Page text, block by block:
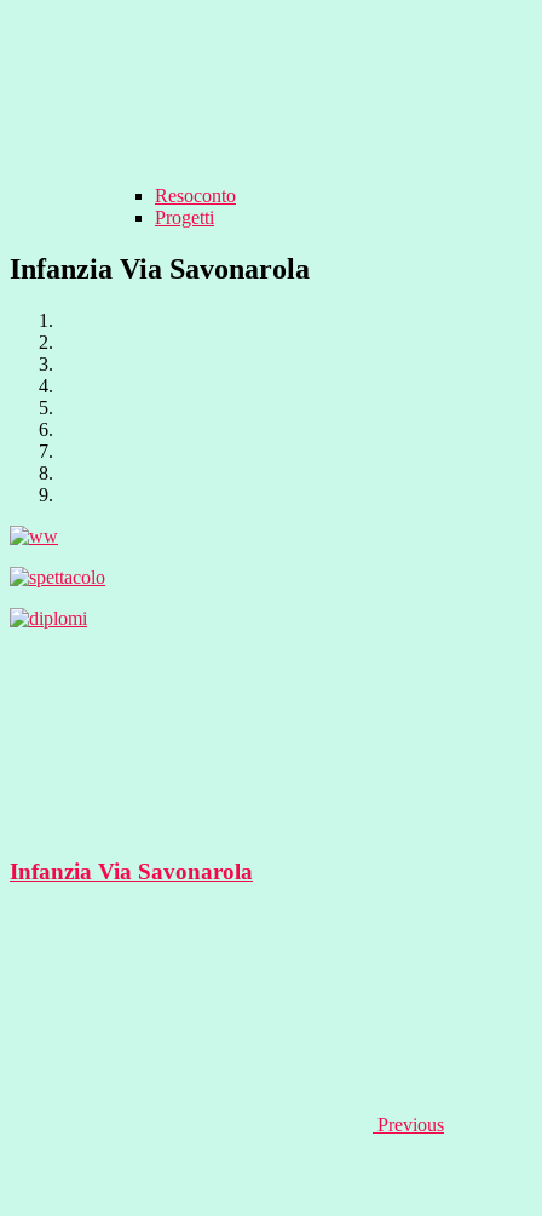
Resoconto
Progetti
Infanzia Via Savonarola
Infanzia Via Savonarola
Previous